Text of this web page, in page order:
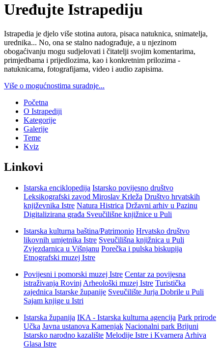
Uređujte Istrapediju
Istrapedia je djelo više stotina autora, pisaca natuknica, snimatelja,
urednika... No, ona se stalno nadograđuje, a u njezinom
obogaćivanju mogu sudjelovati i čitatelji svojim komentarima,
primjedbama i prijedlozima, kao i konkretnim prilozima -
natuknicama, fotografijama, video i audio zapisima.
Više o mogućnostima suradnje...
Početna
O Istrapediji
Kategorije
Galerije
Teme
Kviz
Linkovi
Istarska enciklopedija Istarsko povijesno društvo
Leksikografski zavod Miroslav Krleža Društvo hrvatskih
književnika Istre Natura Histrica Državni arhiv u Pazinu
Digitalizirana građa Sveučilišne knjižnice u Puli
Istarska kulturna baština/Patrimonio Hrvatsko društvo
likovnih umjetnika Istre Sveučilišna knjižnica u Puli
Zvjezdarnica u Višnjanu Porečka i pulska biskupija
Etnografski muzej Istre
Povijesni i pomorski muzej Istre Centar za povijesna
istraživanja Rovinj Arheološki muzej Istre Turistička
zajednica Istarske županije Sveučilište Jurja Dobrile u Puli
Sajam knjige u Istri
Istarska županija IKA - Istarska kulturna agencija Park prirode
Učka Javna ustanova Kamenjak Nacionalni park Brijuni
Istarsko narodno kazalište Melodije Istre i Kvarnera Arhiva
Glasa Istre